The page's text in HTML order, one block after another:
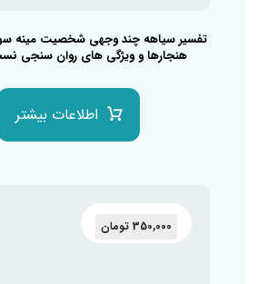
هنجارها و ویژگی های روان سنجی
اطلاعات بیشتر
350,000 تومان